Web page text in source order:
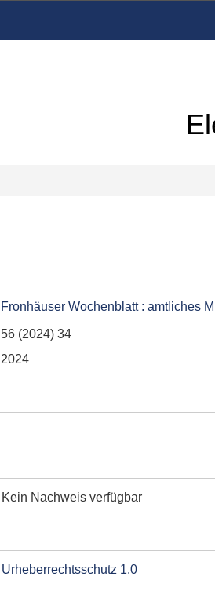
Fronhäuser Wochenblatt : amtliches
56 (2024) 34
2024
Kein Nachweis verfügbar
Urheberrechtsschutz 1.0